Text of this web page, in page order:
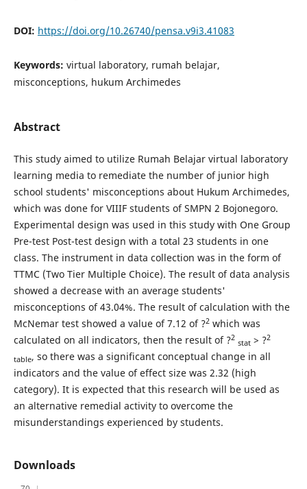
DOI: https://doi.org/10.26740/pensa.v9i3.41083
Keywords: virtual laboratory, rumah belajar,
misconceptions, hukum Archimedes
Abstract
This study aimed to utilize Rumah Belajar virtual laboratory
learning media to remediate the number of junior high
school students' misconceptions about Hukum Archimedes,
which was done for VIIIF students of SMPN 2 Bojonegoro.
Experimental design was used in this study with One Group
Pre-test Post-test design with a total 23 students in one
class. The instrument in data collection was in the form of
TTMC (Two Tier Multiple Choice). The result of data analysis
showed a decrease with an average students'
misconceptions of 43.04%. The result of calculation with the
McNemar test showed a value of 7.12 of ?2which was
calculated on all indicators, then the result of ?2
stat> ?2
table, so there was a significant conceptual change in all
indicators and the value of effect size was 2.32 (high
category). It is expected that this research will be used as
an alternative remedial activity to overcome the
misunderstandings experienced by students.
Downloads